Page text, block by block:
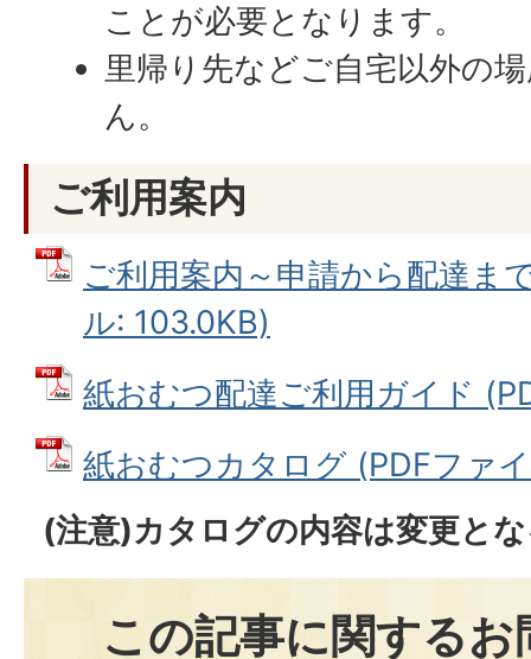
ことが必要となります。
里帰り先などご自宅以外の
ん。
ご利用案内
ご利用案内～申請から配達ま
ル: 103.0KB)
紙おむつ配達ご利用ガイド
紙おむつカタログ (PDFファ
(注意)カタログの内容は変更と
この記事に関する